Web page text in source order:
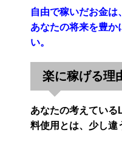
自由で稼いだお金は、
あなたの将来を豊か
い。
楽に稼げる理
あなたの考えてい
料使用とは、少し違